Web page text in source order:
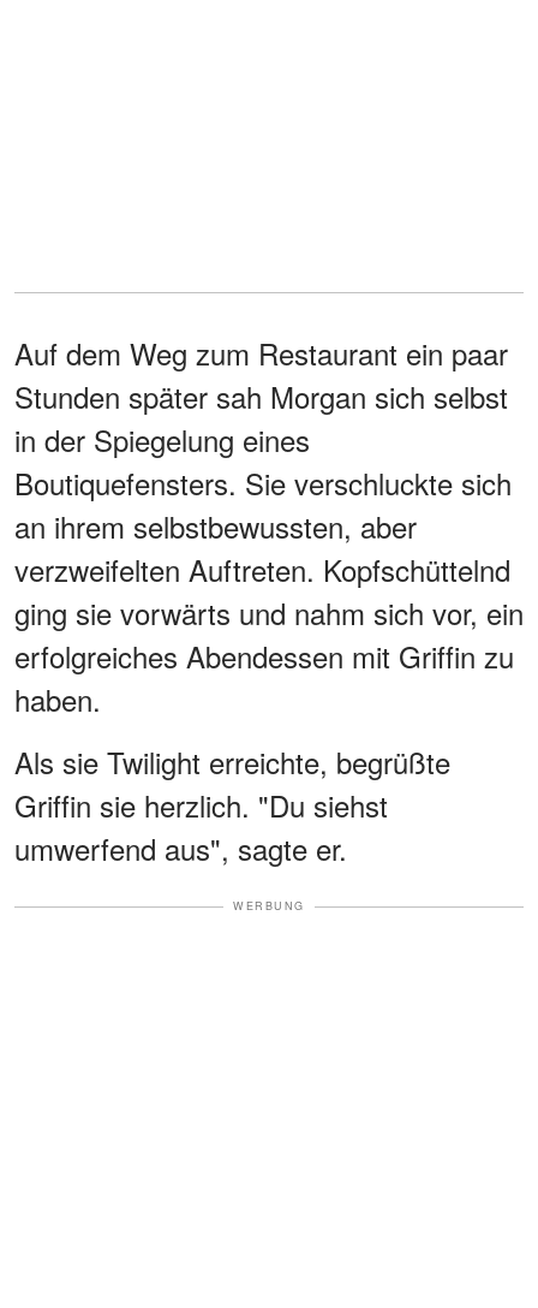
Auf dem Weg zum Restaurant ein paar
Stunden später sah Morgan sich selbst
in der Spiegelung eines
Boutiquefensters. Sie verschluckte sich
an ihrem selbstbewussten, aber
verzweifelten Auftreten. Kopfschüttelnd
ging sie vorwärts und nahm sich vor, ein
erfolgreiches Abendessen mit Griffin zu
haben.
Als sie Twilight erreichte, begrüßte
Griffin sie herzlich. "Du siehst
umwerfend aus", sagte er.
WERBUNG